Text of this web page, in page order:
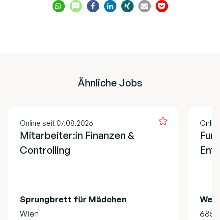
Ähnliche Jobs
Online seit 07.08.2026
Mitarbeiter:in Finanzen &
Controlling
Sprungbrett für Mädchen
Wien